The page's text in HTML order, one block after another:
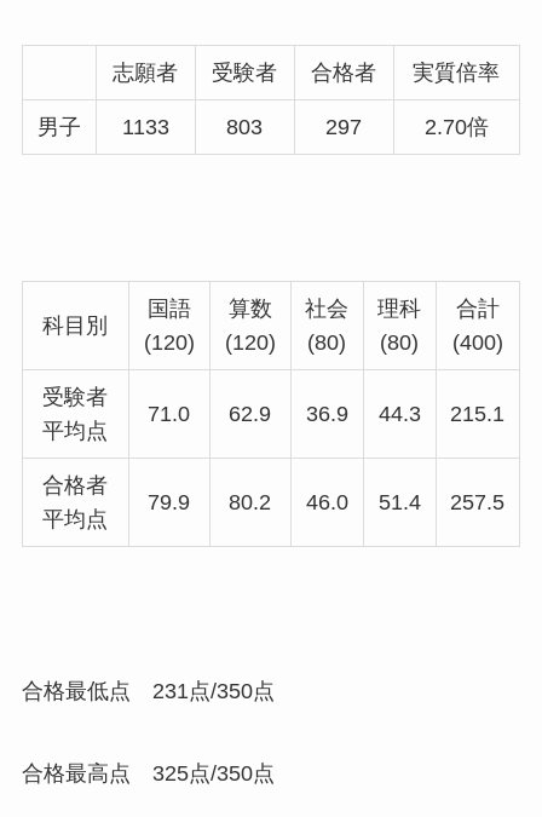
志願者 受験者 合格者 実質倍率
男子 1133 803 297 2.70倍
科目別
国語
(120)
算数
(120)
社会
(80)
理科
(80)
合計
(400)
受験者
平均点
71.0 62.9 36.9 44.3 215.1
合格者
平均点
79.9 80.2 46.0 51.4 257.5
合格最低点 231点/350点
合格最高点 325点/350点